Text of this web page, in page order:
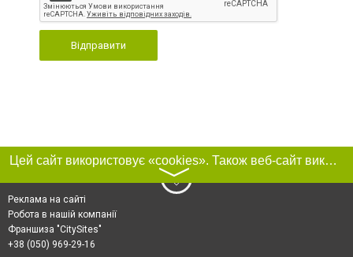
Відправити
Цей сайт використовує «cookies». Також веб-сайт використовує інтернет-сервіс для збору технічних даних стосовно відвідувачів з метою отримання маркетингової та статистичної інформації. Умови обробки даних відвідувачів сайту див.
〉
Реклама на сайті
Робота в нашій компанії
Франшиза "CitySites"
+38 (050) 969-29-16